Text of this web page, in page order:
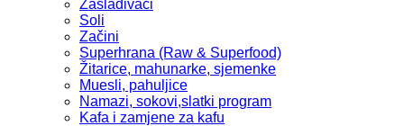
Zaslađivači
Soli
Začini
Superhrana (Raw & Superfood)
Žitarice, mahunarke, sjemenke
Muesli, pahuljice
Namazi, sokovi,slatki program
Kafa i zamjene za kafu